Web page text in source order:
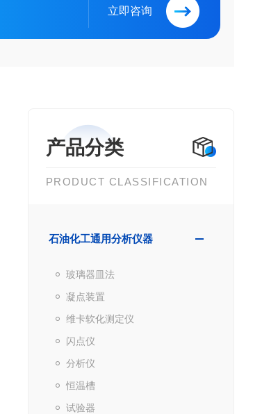
立即咨询
产品分类
PRODUCT CLASSIFICATION
石油化工通用分析仪器
玻璃器皿法
凝点装置
维卡软化测定仪
闪点仪
分析仪
恒温槽
试验器